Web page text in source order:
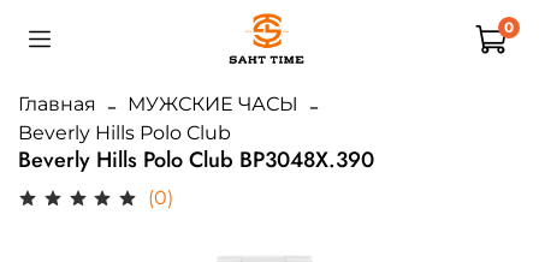
0
Главная
МУЖСКИЕ ЧАСЫ
Beverly Hills Polo Club
Beverly Hills Polo Club BP3048X.390
(0)